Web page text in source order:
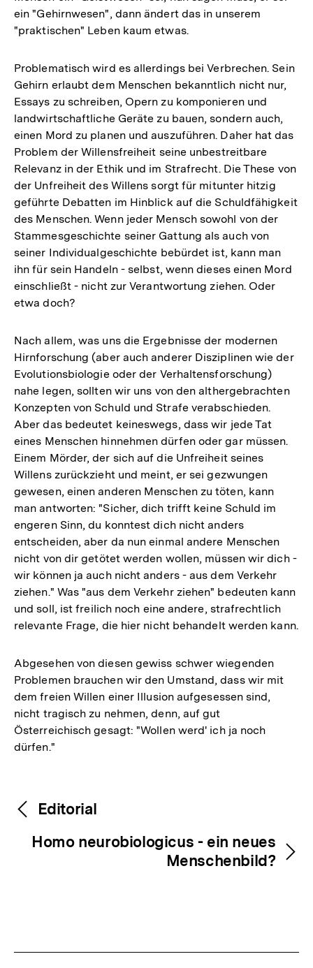
ein "Gehirnwesen", dann ändert das in unserem
"praktischen" Leben kaum etwas.
Problematisch wird es allerdings bei Verbrechen. Sein
Gehirn erlaubt dem Menschen bekanntlich nicht nur,
Essays zu schreiben, Opern zu komponieren und
landwirtschaftliche Geräte zu bauen, sondern auch,
einen Mord zu planen und auszuführen. Daher hat das
Problem der Willensfreiheit seine unbestreitbare
Relevanz in der Ethik und im Strafrecht. Die These von
der Unfreiheit des Willens sorgt für mitunter hitzig
geführte Debatten im Hinblick auf die Schuldfähigkeit
des Menschen. Wenn jeder Mensch sowohl von der
Stammesgeschichte seiner Gattung als auch von
seiner Individualgeschichte bebürdet ist, kann man
ihn für sein Handeln - selbst, wenn dieses einen Mord
einschließt - nicht zur Verantwortung ziehen. Oder
etwa doch?
Nach allem, was uns die Ergebnisse der modernen
Hirnforschung (aber auch anderer Disziplinen wie der
Evolutionsbiologie oder der Verhaltensforschung)
nahe legen, sollten wir uns von den althergebrachten
Konzepten von Schuld und Strafe verabschieden.
Aber das bedeutet keineswegs, dass wir jede Tat
eines Menschen hinnehmen dürfen oder gar müssen.
Einem Mörder, der sich auf die Unfreiheit seines
Willens zurückzieht und meint, er sei gezwungen
gewesen, einen anderen Menschen zu töten, kann
man antworten: "Sicher, dich trifft keine Schuld im
engeren Sinn, du konntest dich nicht anders
entscheiden, aber da nun einmal andere Menschen
nicht von dir getötet werden wollen, müssen wir dich -
wir können ja auch nicht anders - aus dem Verkehr
ziehen." Was "aus dem Verkehr ziehen" bedeuten kann
und soll, ist freilich noch eine andere, strafrechtlich
relevante Frage, die hier nicht behandelt werden kann.
Abgesehen von diesen gewiss schwer wiegenden
Problemen brauchen wir den Umstand, dass wir mit
dem freien Willen einer Illusion aufgesessen sind,
nicht tragisch zu nehmen, denn, auf gut
Österreichisch gesagt: "Wollen werd' ich ja noch
dürfen."
Inhaltsnavigation
Inhaltsnavigation
Editorial
Homo neurobiologicus - ein neues
Menschenbild?